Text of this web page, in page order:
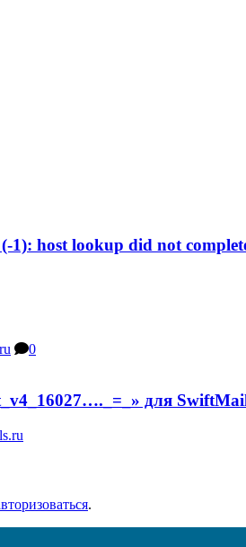
1): host lookup did not
0
для
.